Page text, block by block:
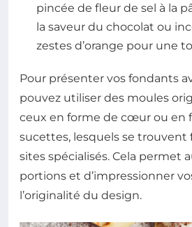
pincée de fleur de sel à la
la saveur du chocolat ou
zestes d’orange pour une
Pour présenter vos fondants
pouvez utiliser des moules
ceux en forme de cœur ou en
sucettes, lesquels se trouvent
sites spécialisés. Cela permet
portions et d’impressionner
l’originalité du design.